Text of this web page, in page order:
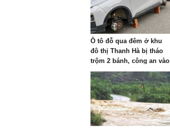
Ô tô đỗ qua đêm ở khu
đô thị Thanh Hà bị tháo
trộm 2 bánh, công an vào
cuộc